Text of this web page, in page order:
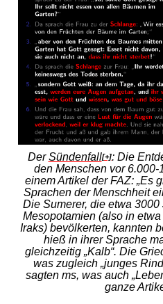
DerSündenfall[+]: Die
den Menschen vor
einem Artikel der FAZ: „Es
Sprachen der Menschheit
Die Sumerer, die etwa 3000
Mesopotamien (also in
Iraks) bevölkerten, kannten
hieß in ihrer Sprache
gleichzeitig „Kalb“. Die
was zugleich „junges
sagten ms, was auch
ganze